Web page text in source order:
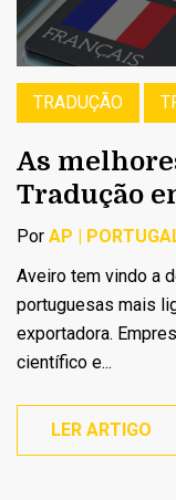
TRADUÇÃO
As
Tradução
Por AP |
Aveiro tem vindo a
portuguesas mais
exportadora.
científico e...
LER ARTIGO